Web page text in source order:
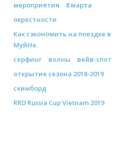
мероприятия
8 марта
окрестности
Как сэкономить на поездке в
МуйНе.
серфинг
волны
вейв-спот
открытие сезона 2018-2019
скимборд
RRD Russia Cup Vietnam 2019